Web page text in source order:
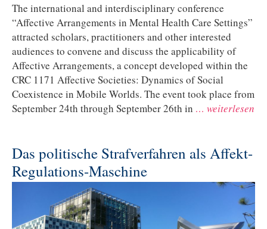
The international and interdisciplinary conference
“Affective Arrangements in Mental Health Care Settings”
attracted scholars, practitioners and other interested
audiences to convene and discuss the applicability of
Affective Arrangements, a concept developed within the
CRC 1171 Affective Societies: Dynamics of Social
Coexistence in Mobile Worlds. The event took place from
September 24th through September 26th in … weiterlesen
Das politische Strafverfahren als Affekt-
Regulations-Maschine